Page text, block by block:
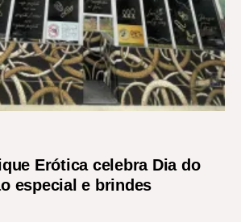
Erótica celebra Dia do
especial e brindes